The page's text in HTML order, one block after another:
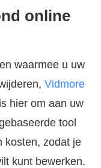
online
waarmee u uw
Vidmore
is hier om aan uw
tool
kosten, zodat je
kunt bewerken.